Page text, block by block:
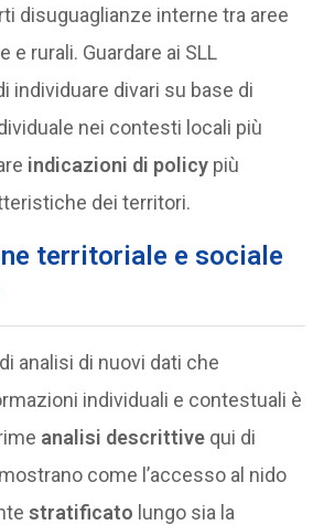
disuguaglianze interne tra aree
e rurali. Guardare ai SLL
individuare divari su base di
nei contesti locali più
indicazioni di policy più
dei territori.
territoriale e sociale
analisi di nuovi dati che
individuali e contestuali è
analisi descrittive qui di
come l’accesso al nido
stratificato lungo sia la